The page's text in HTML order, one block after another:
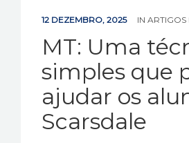
12 DEZEMBRO, 2025 IN
MT: Uma
simples que
ajudar os
Scarsdale